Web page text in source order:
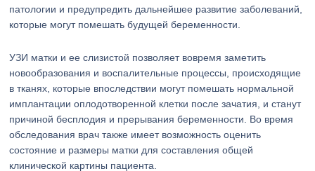
патологии и предупредить дальнейшее развитие заболеваний,
которые могут помешать будущей беременности.
УЗИ матки и ее слизистой позволяет вовремя заметить
новообразования и воспалительные процессы, происходящие
в тканях, которые впоследствии могут помешать нормальной
имплантации оплодотворенной клетки после зачатия, и станут
причиной бесплодия и прерывания беременности. Во время
обследования врач также имеет возможность оценить
состояние и размеры матки для составления общей
клинической картины пациента.